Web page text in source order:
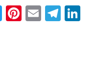
Twitter
Pinterest
Email